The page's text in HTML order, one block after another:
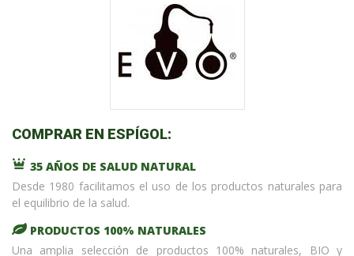
COMPRAR EN ESPÍGOL:
35 AÑOS DE SALUD NATURAL
Desde 1980 facilitamos el uso de los productos naturales para
el equilibrio de la salud.
PRODUCTOS 100% NATURALES
Una amplia selección de productos 100% naturales, BIO y